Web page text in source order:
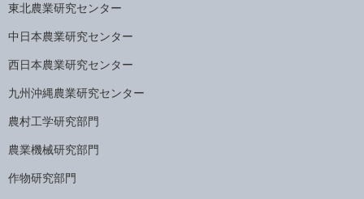
東北農業研究センター
中日本農業研究センター
西日本農業研究センター
九州沖縄農業研究センター
農村工学研究部門
農業機械研究部門
作物研究部門